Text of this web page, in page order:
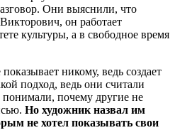
Они выяснили, что
он работает
культуры, а в свободное время
никому, ведь создает
подход, ведь они считали
почему другие не
Но художник назвал им
не хотел показывать свои